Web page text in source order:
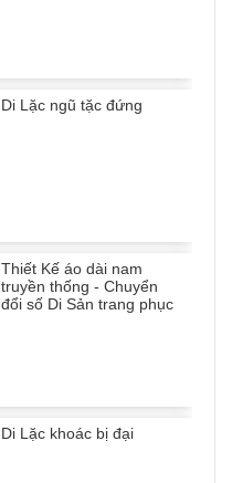
Di Lặc ngũ tặc đứng
Thiết Kế áo dài nam
truyền thống - Chuyển
đổi số Di Sản trang phục
Di Lặc khoác bị đại